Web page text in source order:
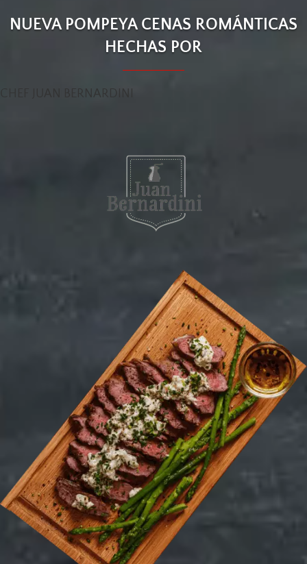
NUEVA POMPEYA CENAS ROMÁNTICAS
HECHAS POR
CHEF JUAN BERNARDINI